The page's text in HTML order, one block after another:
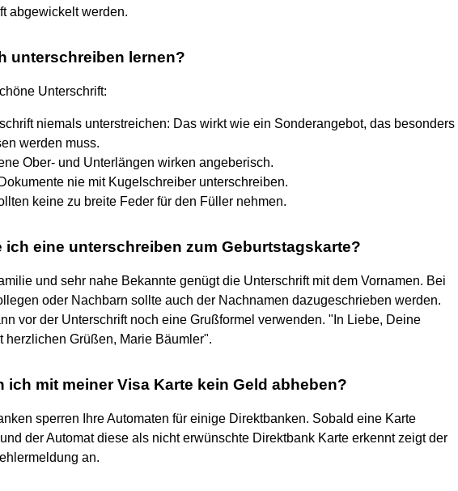
abgewickelt werden.
unterschreiben lernen?
Unterschrift:
niemals unterstreichen: Das wirkt wie ein Sonderangebot, das besonders
werden muss.
Ober- und Unterlängen wirken angeberisch.
nie mit Kugelschreiber unterschreiben.
keine zu breite Feder für den Füller nehmen.
ich eine unterschreiben zum Geburtstagskarte?
und sehr nahe Bekannte genügt die Unterschrift mit dem Vornamen. Bei
oder Nachbarn sollte auch der Nachnamen dazugeschrieben werden.
vor der Unterschrift noch eine Grußformel verwenden. "In Liebe, Deine
herzlichen Grüßen, Marie Bäumler".
ich mit meiner Visa Karte kein Geld abheben?
sperren Ihre Automaten für einige Direktbanken. Sobald eine Karte
der Automat diese als nicht erwünschte Direktbank Karte erkennt zeigt der
an.